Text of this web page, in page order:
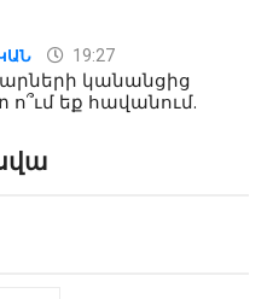
19:27
կանանցից
ո՞ւմ եք հավանում.